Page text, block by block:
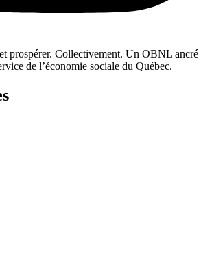
prospérer. Collectivement. Un OBNL ancré
de l’économie sociale du Québec.